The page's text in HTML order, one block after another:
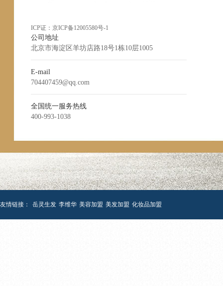
ICP证： 京ICP备12005580号-1
公司地址
北京市海淀区羊坊店路18号1栋10层1005
E-mail
704407459@qq.com
全国统一服务热线
400-993-1038
友情链接： 岳灵生发 李维华 美容加盟 美发加盟 化妆品加盟